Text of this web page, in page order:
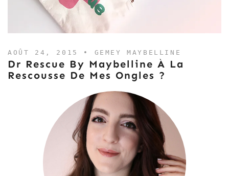
AOÛT 24, 2015 • GEMEY MAYBELLINE
Dr Rescue By Maybelline À La
Rescousse De Mes Ongles ?